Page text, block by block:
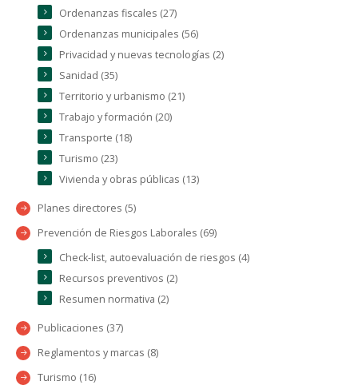
Ordenanzas fiscales (27)
Ordenanzas municipales (56)
Privacidad y nuevas tecnologías (2)
Sanidad (35)
Territorio y urbanismo (21)
Trabajo y formación (20)
Transporte (18)
Turismo (23)
Vivienda y obras públicas (13)
Planes directores (5)
Prevención de Riesgos Laborales (69)
Check-list, autoevaluación de riesgos (4)
Recursos preventivos (2)
Resumen normativa (2)
Publicaciones (37)
Reglamentos y marcas (8)
Turismo (16)